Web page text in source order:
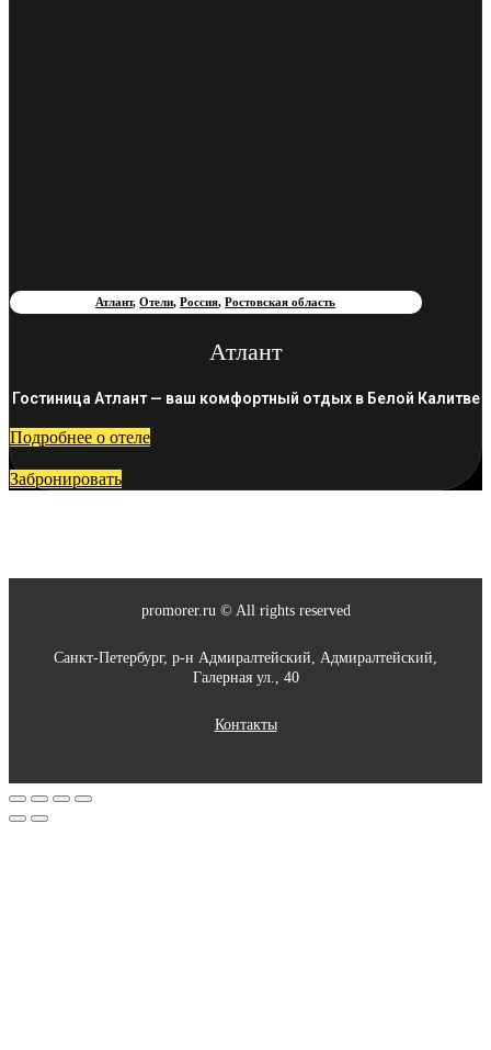
Атлант,Отели,Россия,Ростовская область
Атлант
Гостиница Атлант — ваш комфортный отдых в Белой Калитве
Подробнее о отеле
Забронировать
promorer.ru © All rights reserved
Санкт-Петербург, р-н Адмиралтейский, Адмиралтейский,
Галерная ул., 40
Контакты